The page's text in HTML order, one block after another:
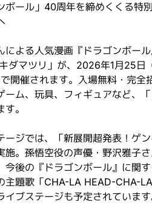
ボール」40周年を締めくくる特
による人気漫画『ドラゴンボー
ダマツリ」が、2026年1月25日
開催されます。入場無料・完全
ーム、玩具、フィギュアなど、
。
ージでは、「新展開超発表！ゲ
施。孫悟空役の声優・野沢雅子
今後の『ドラゴンボール』に関
主題歌「CHA-LA HEAD-CHA-
イブステージも予定されています